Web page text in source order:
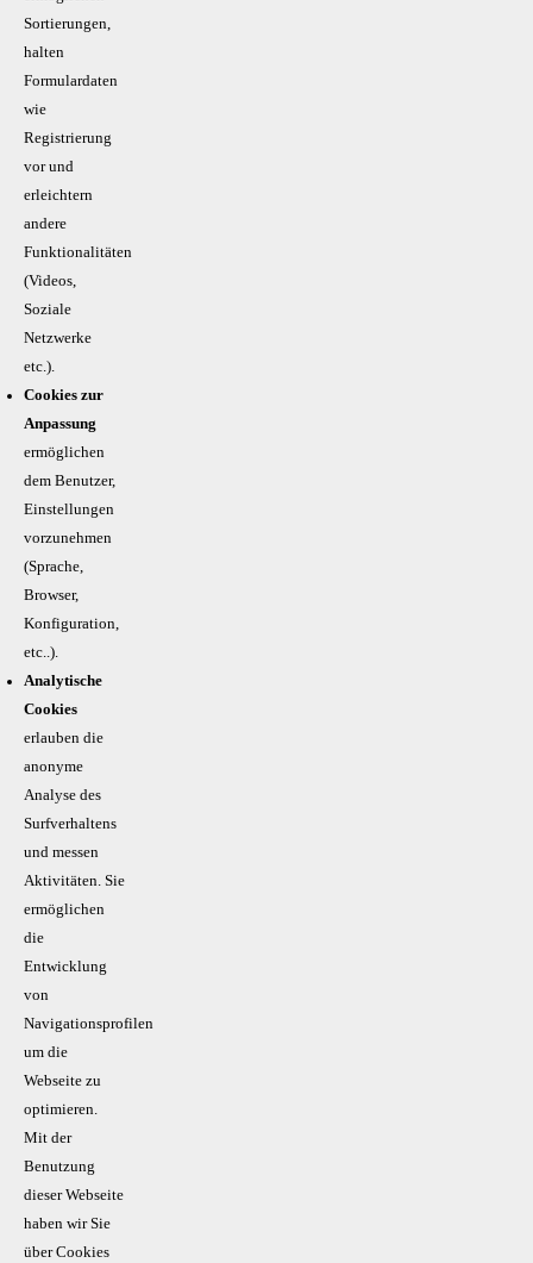
Sortierungen,
halten
Formulardaten
wie
Registrierung
vor und
erleichtern
andere
Funktionalitäten
(Videos,
Soziale
Netzwerke
etc.).
Cookies zur
Anpassung
ermöglichen
dem Benutzer,
Einstellungen
vorzunehmen
(Sprache,
Browser,
Konfiguration,
etc..).
Analytische
Cookies
erlauben die
anonyme
Analyse des
Surfverhaltens
und messen
Aktivitäten. Sie
ermöglichen
die
Entwicklung
von
Navigationsprofilen
um die
Webseite zu
optimieren.
Mit der
Benutzung
dieser Webseite
haben wir Sie
über Cookies